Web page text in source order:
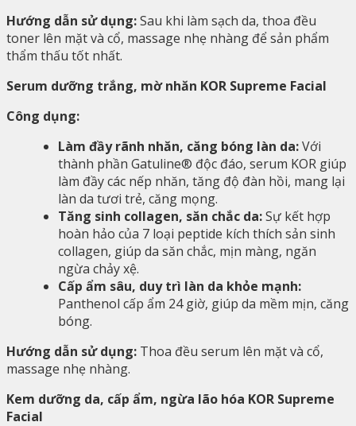
Hướng dẫn sử dụng:Sau khi làm sạch da, thoa đều
toner lên mặt và cổ, massage nhẹ nhàng để sản phẩm
thẩm thấu tốt nhất.
Serum dưỡng trắng, mờ nhăn KOR Supreme Facial
Công dụng:
Làm đầy rãnh nhăn, căng bóng làn da:Với
thành phần Gatuline® độc đáo, serum KOR giúp
làm đầy các nếp nhăn, tăng độ đàn hồi, mang lại
làn da tươi trẻ, căng mọng.
Tăng sinh collagen, săn chắc da:Sự kết hợp
hoàn hảo của 7 loại peptide kích thích sản sinh
collagen, giúp da săn chắc, mịn màng, ngăn
ngừa chảy xệ.
Cấp ẩm sâu, duy trì làn da khỏe mạnh:
Panthenol cấp ẩm 24 giờ, giúp da mềm mịn, căng
bóng.
Hướng dẫn sử dụng: Thoa đều serum lên mặt và cổ,
massage nhẹ nhàng.
Kem dưỡng da, cấp ẩm, ngừa lão hóa KOR Supreme
Facial